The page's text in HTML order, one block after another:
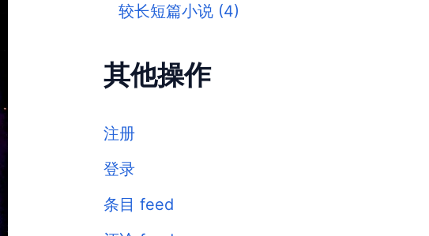
较长短篇小说(4)
其他操作
注册
登录
条目 feed